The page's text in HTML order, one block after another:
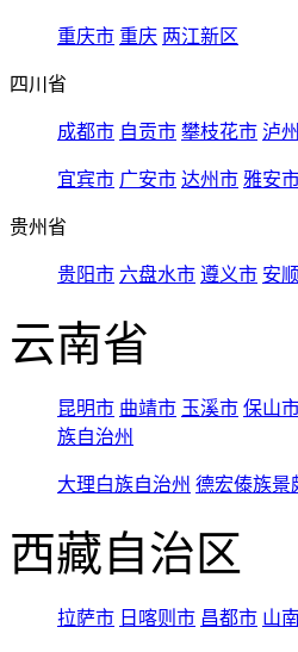
重庆市 重庆 两江新区
四川省
成都市 自贡市 攀枝花市 泸
宜宾市 广安市 达州市 雅安
贵州省
贵阳市 六盘水市 遵义市 安
云南省
昆明市 曲靖市 玉溪市 保山
族自治州
大理白族自治州 德宏傣族景
西藏自治区
拉萨市 日喀则市 昌都市 山